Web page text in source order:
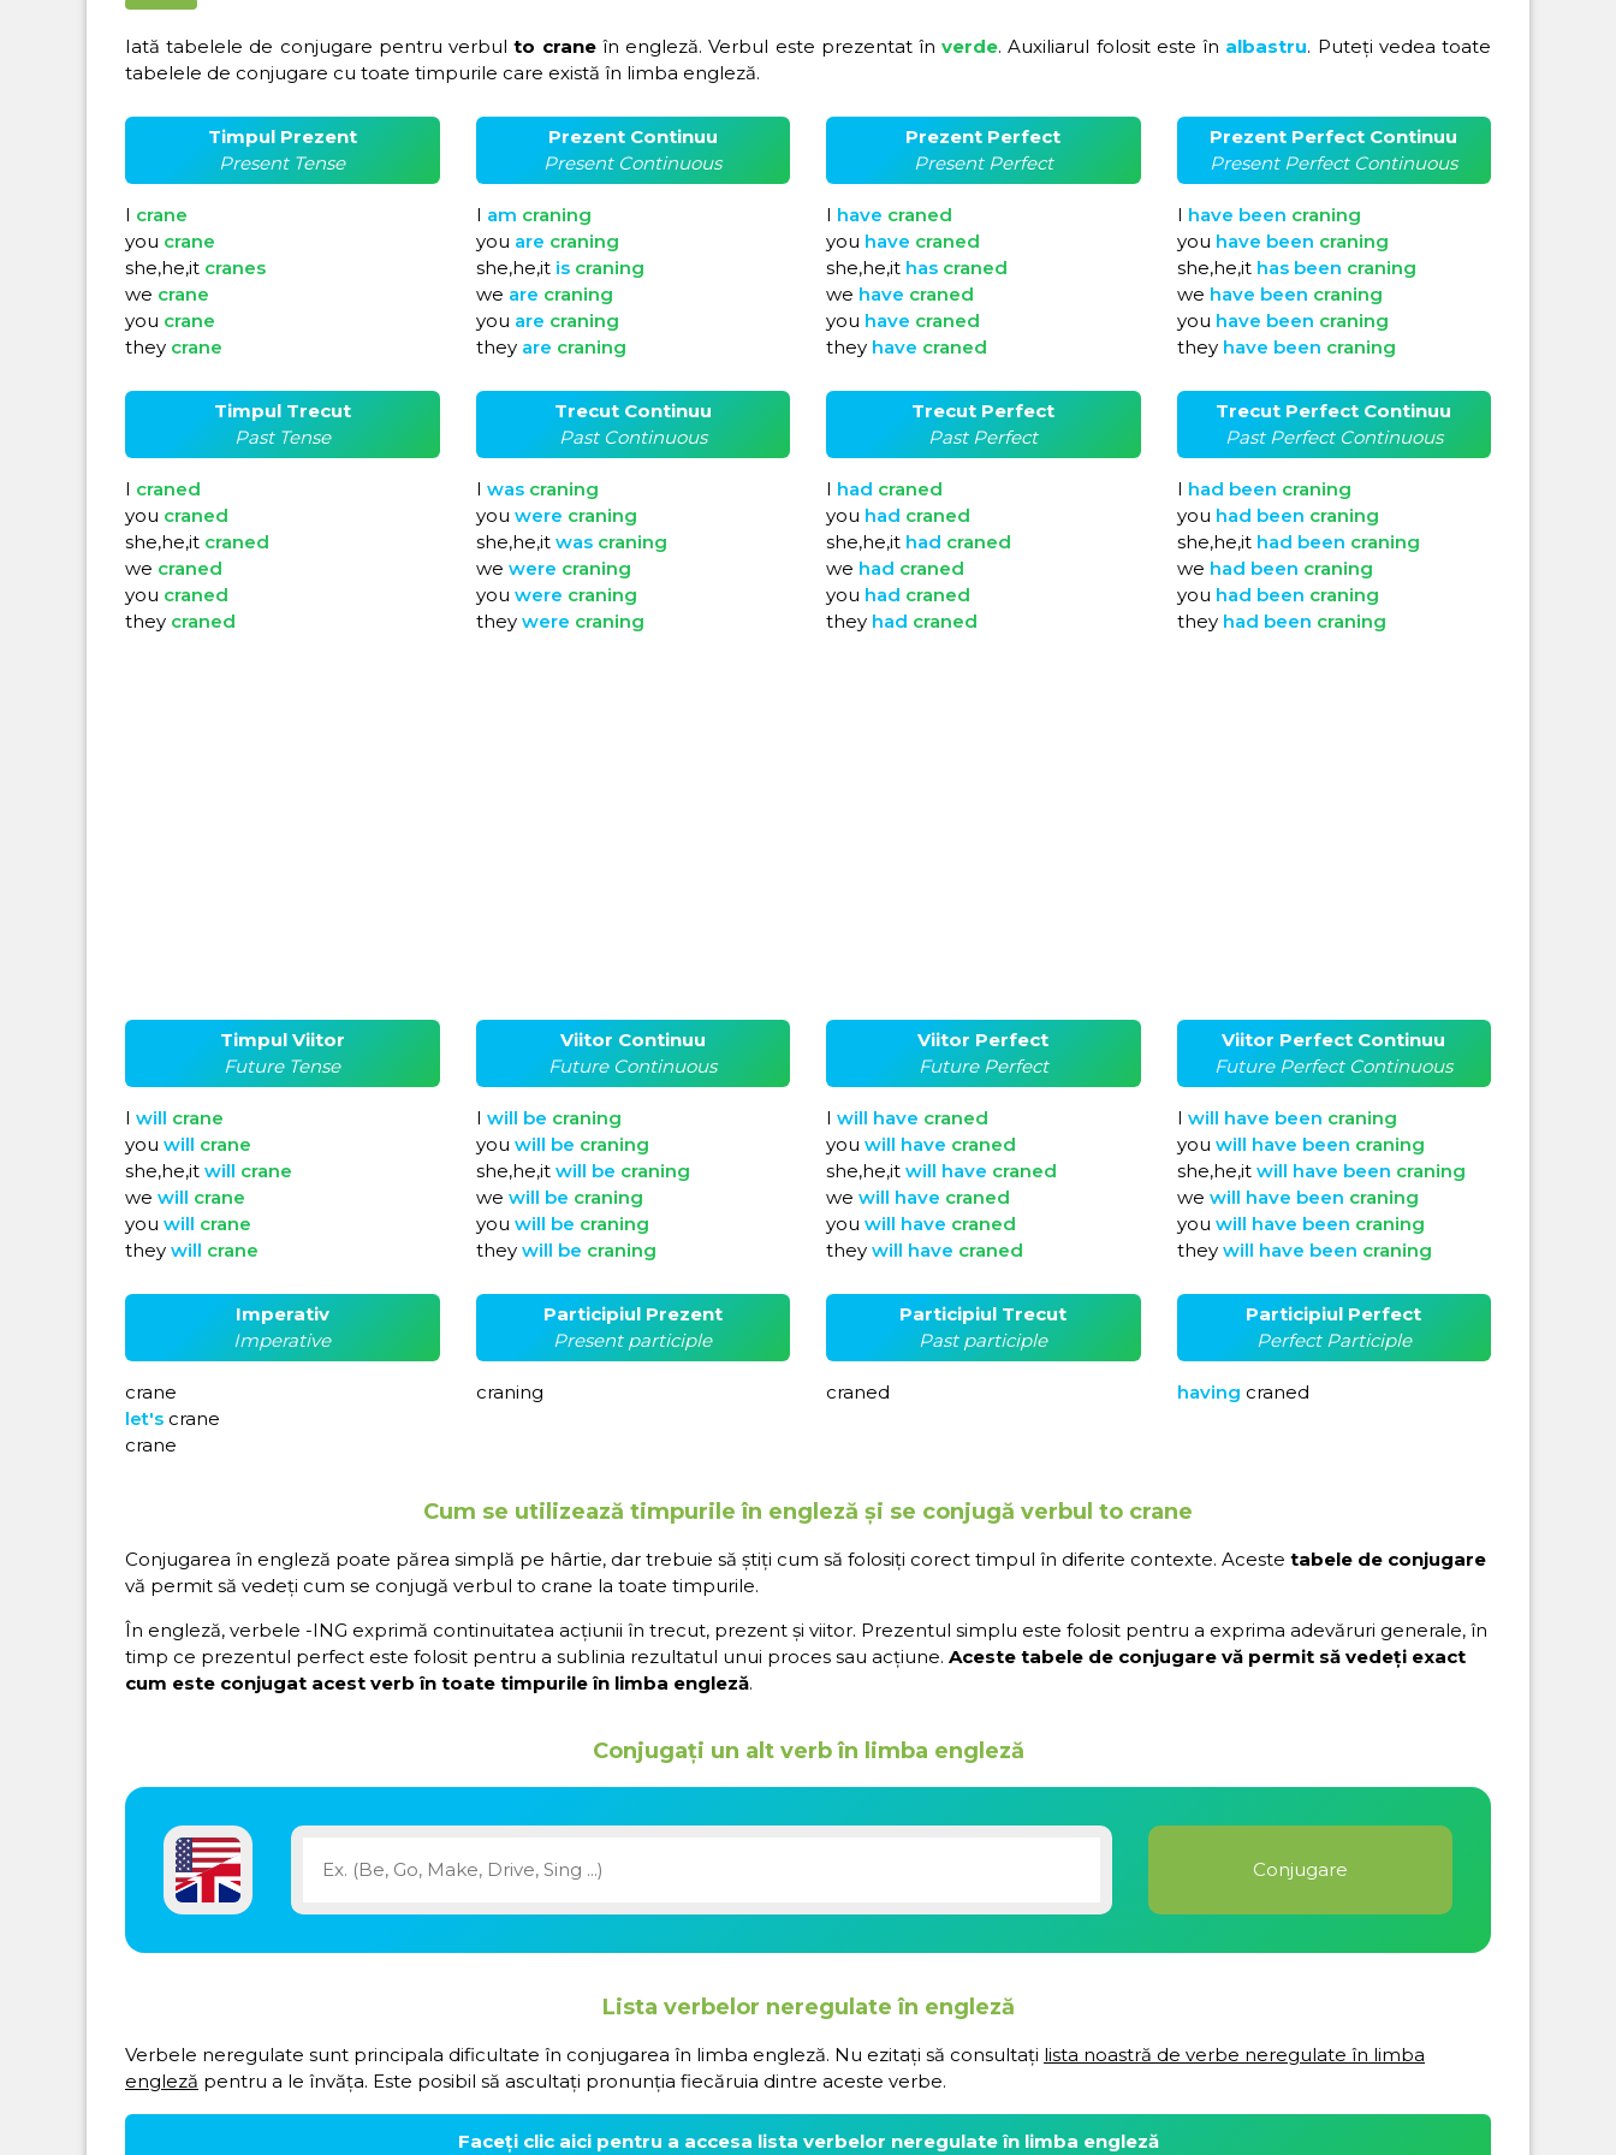
Iată tabelele de conjugare pentru verbulto craneîn engleză. Verbul este prezentat înverde. Auxiliarul folosit este în albastru. Puteți vedea toate
tabelele de conjugare cu toate timpurile care există în limba engleză.
Timpul Prezent
Present Tense
I crane
you crane
she,he,it cranes
we crane
you crane
they crane
Prezent Continuu
Present Continuous
I am craning
you are craning
she,he,it is craning
we are craning
you are craning
they are craning
Prezent Perfect
Present Perfect
I have craned
you have craned
she,he,it has craned
we have craned
you have craned
they have craned
Prezent Perfect Continuu
Present Perfect Continuous
I have been craning
you have been craning
she,he,it has been craning
we have been craning
you have been craning
they have been craning
Timpul Trecut
Past Tense
I craned
you craned
she,he,it craned
we craned
you craned
they craned
Trecut Continuu
Past Continuous
I was craning
you were craning
she,he,it was craning
we were craning
you were craning
they were craning
Trecut Perfect
Past Perfect
I had craned
you had craned
she,he,it had craned
we had craned
you had craned
they had craned
Trecut Perfect Continuu
Past Perfect Continuous
I had been craning
you had been craning
she,he,it had been craning
we had been craning
you had been craning
they had been craning
Timpul Viitor
Future Tense
I will crane
you will crane
she,he,it will crane
we will crane
you will crane
they will crane
Viitor Continuu
Future Continuous
I will be craning
you will be craning
she,he,it will be craning
we will be craning
you will be craning
they will be craning
Viitor Perfect
Future Perfect
I will have craned
you will have craned
she,he,it will have craned
we will have craned
you will have craned
they will have craned
Viitor Perfect Continuu
Future Perfect Continuous
I will have been craning
you will have been craning
she,he,it will have been craning
we will have been craning
you will have been craning
they will have been craning
Imperativ
Imperative
crane
let's crane
crane
Participiul Prezent
Present participle
craning
Participiul Trecut
Past participle
craned
Participiul Perfect
Perfect Participle
having craned
Cum se utilizează timpurile în engleză și se conjugă verbul to crane
Conjugarea în engleză poate părea simplă pe hârtie, dar trebuie să știți cum să folosiți corect timpul în diferite contexte. Aceste tabele de conjugare
vă permit să vedeți cum se conjugă verbul to crane la toate timpurile.
În engleză, verbele -ING exprimă continuitatea acțiunii în trecut, prezent și viitor. Prezentul simplu este folosit pentru a exprima adevăruri generale, în
timp ce prezentul perfect este folosit pentru a sublinia rezultatul unui proces sau acțiune. Aceste tabele de conjugare vă permit să vedeți exact
cum este conjugat acest verb în toate timpurile în limba engleză.
Conjugați un alt verb în limba engleză
Lista verbelor neregulate în engleză
Verbele neregulate sunt principala dificultate în conjugarea în limba engleză. Nu ezitați să consultați lista noastră de verbe neregulate în limba
engleză pentru a le învăța. Este posibil să ascultați pronunția fiecăruia dintre aceste verbe.
Faceți clic aici pentru a accesa lista verbelor neregulate în limba engleză